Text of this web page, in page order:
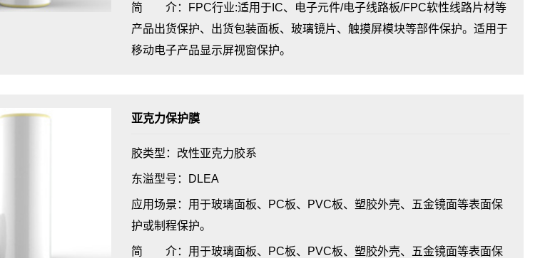
简 介：FPC行业:适用于IC、电子元件/电子线路板/FPC软性线路片材等
产品出货保护、出货包装面板、玻璃镜片、触摸屏模块等部件保护。适用于
移动电子产品显示屏视窗保护。
亚克力保护膜
胶类型：改性亚克力胶系
东溢型号：DLEA
应用场景：用于玻璃面板、PC板、PVC板、塑胶外壳、五金镜面等表面保
护或制程保护。
简 介：用于玻璃面板、PC板、PVC板、塑胶外壳、五金镜面等表面保